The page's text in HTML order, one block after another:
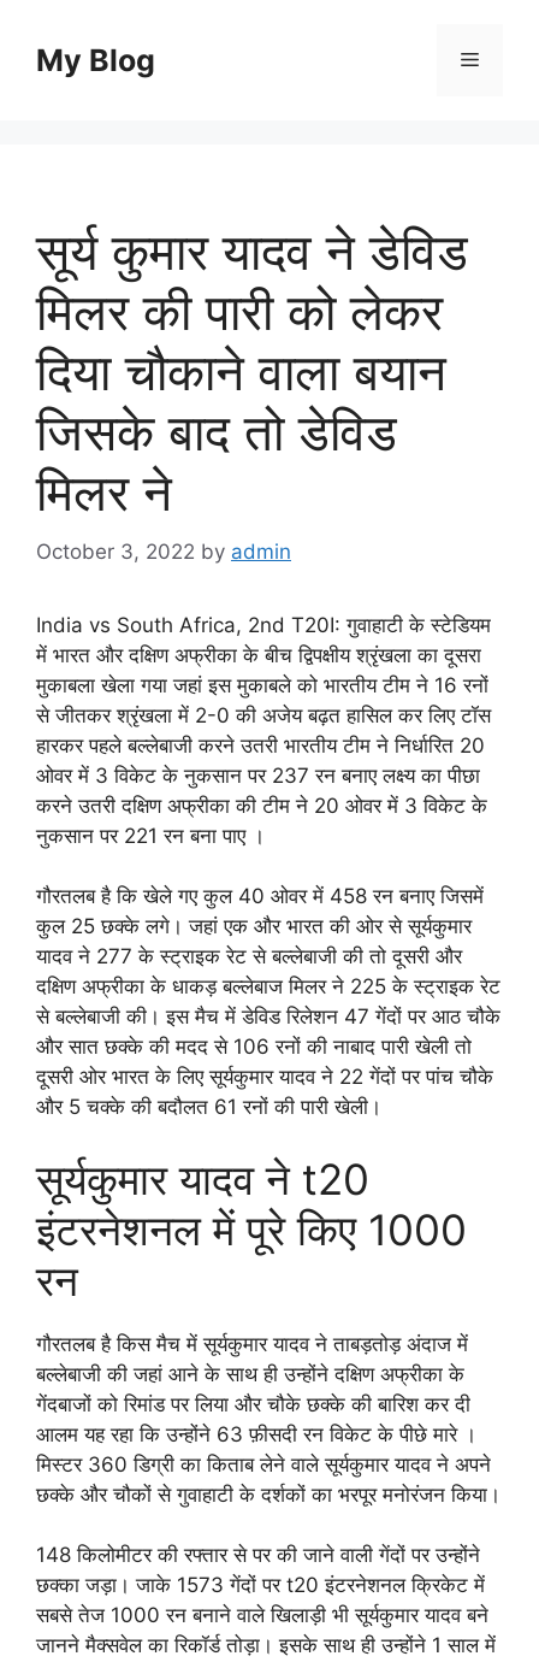
contentMy Blog Menu
सूर्य कुमार यादव ने डेविड
मिलर की पारी को लेकर
दिया चौकाने वाला बयान
जिसके बाद तो डेविड
मिलर ने
October 3, 2022 by admin
India vs South Africa, 2nd T20I: गुवाहाटी के स्टेडियम
में भारत और दक्षिण अफ्रीका के बीच द्विपक्षीय श्रृंखला का दूसरा
मुकाबला खेला गया जहां इस मुकाबले को भारतीय टीम ने 16 रनों
से जीतकर श्रृंखला में 2-0 की अजेय बढ़त हासिल कर लिए टॉस
हारकर पहले बल्लेबाजी करने उतरी भारतीय टीम ने निर्धारित 20
ओवर में 3 विकेट के नुकसान पर 237 रन बनाए लक्ष्य का पीछा
करने उतरी दक्षिण अफ्रीका की टीम ने 20 ओवर में 3 विकेट के
नुकसान पर 221 रन बना पाए ।
गौरतलब है कि खेले गए कुल 40 ओवर में 458 रन बनाए जिसमें
कुल 25 छक्के लगे। जहां एक और भारत की ओर से सूर्यकुमार
यादव ने 277 के स्ट्राइक रेट से बल्लेबाजी की तो दूसरी और
दक्षिण अफ्रीका के धाकड़ बल्लेबाज मिलर ने 225 के स्ट्राइक रेट
से बल्लेबाजी की। इस मैच में डेविड रिलेशन 47 गेंदों पर आठ चौके
और सात छक्के की मदद से 106 रनों की नाबाद पारी खेली तो
दूसरी ओर भारत के लिए सूर्यकुमार यादव ने 22 गेंदों पर पांच चौके
और 5 चक्के की बदौलत 61 रनों की पारी खेली।
सूर्यकुमार यादव ने t20
इंटरनेशनल में पूरे किए 1000
रन
गौरतलब है किस मैच में सूर्यकुमार यादव ने ताबड़तोड़ अंदाज में
बल्लेबाजी की जहां आने के साथ ही उन्होंने दक्षिण अफ्रीका के
गेंदबाजों को रिमांड पर लिया और चौके छक्के की बारिश कर दी
आलम यह रहा कि उन्होंने 63 फ़ीसदी रन विकेट के पीछे मारे ।
मिस्टर 360 डिग्री का किताब लेने वाले सूर्यकुमार यादव ने अपने
छक्के और चौकों से गुवाहाटी के दर्शकों का भरपूर मनोरंजन किया।
148 किलोमीटर की रफ्तार से पर की जाने वाली गेंदों पर उन्होंने
छक्का जड़ा। जाके 1573 गेंदों पर t20 इंटरनेशनल क्रिकेट में
सबसे तेज 1000 रन बनाने वाले खिलाड़ी भी सूर्यकुमार यादव बने
जानने मैक्सवेल का रिकॉर्ड तोड़ा। इसके साथ ही उन्होंने 1 साल में